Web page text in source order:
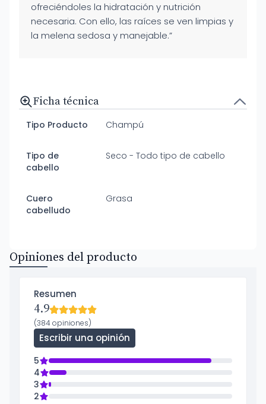
ofreciéndoles la hidratación y nutrición
necesaria. Con ello, las raíces se ven limpias y
la melena sedosa y manejable.”
Ficha técnica
Tipo Producto Champú
Tipo de
cabello
Seco - Todo tipo de cabello
Cuero
cabelludo
Grasa
Opiniones del producto
Resumen
4.9
(384 opiniones)
Escribir una opinión
5
4
3
2